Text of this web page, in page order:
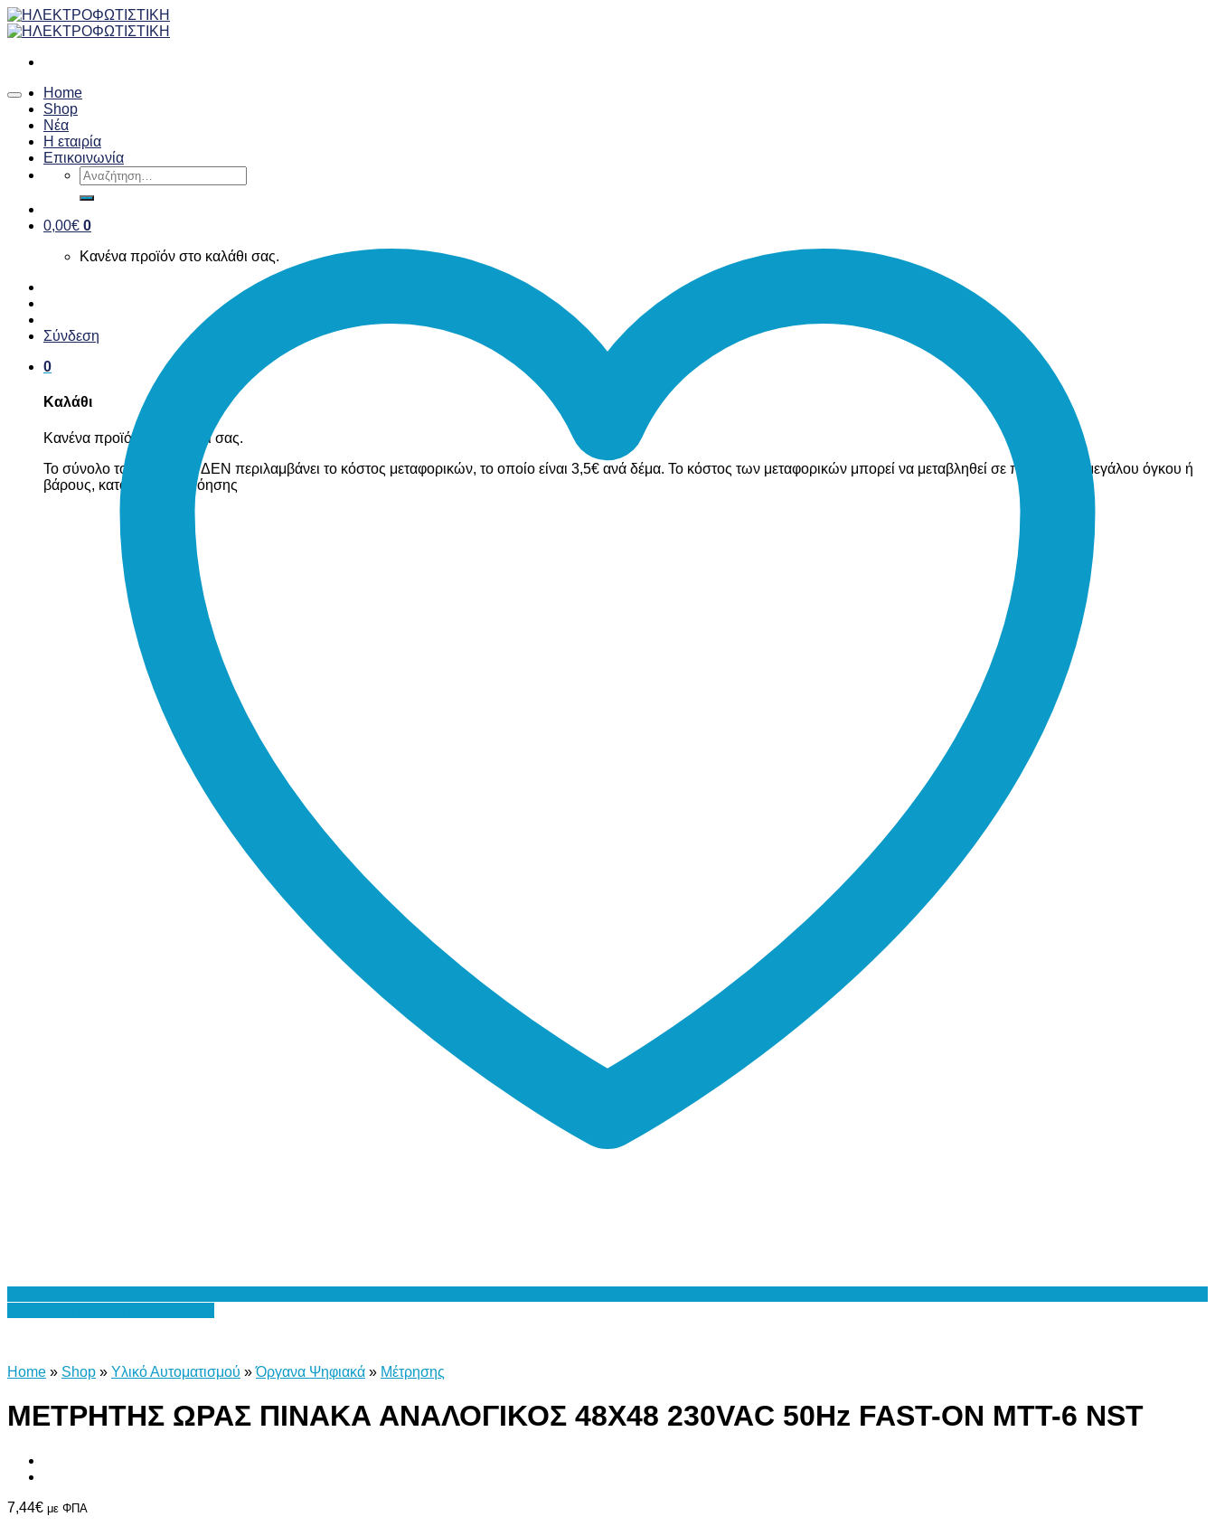
Skip
to
Home
Shop
Νέα
Η εταιρία
Επικοινωνία
Αναζήτηση
για:
0,00€ 0
Κανένα προϊόν στο καλάθι σας.
Σύνδεση
0
Καλάθι
Κανένα προϊόν στο καλάθι σας.
Το σύνολο του καλαθιού ΔΕΝ περιλαμβάνει το κόστος μεταφορικών, το οποίο είναι 3,5€ ανά δέμα. Το κόστος των μεταφορικών μπορεί να μεταβληθεί σε περίπτωση μεγάλου όγκου ή
βάρους, κατόπιν συνεννόησης
Home » Shop » Υλικό Αυτοματισμού » Όργανα Ψηφιακά » Μέτρησης
ΜΕΤΡΗΤΗΣ ΩΡΑΣ ΠΙΝΑΚΑ ΑΝΑΛΟΓΙΚΟΣ 48X48 230VAC 50Hz FAST-ON MTT-6 NST
7,44€ με ΦΠΑ